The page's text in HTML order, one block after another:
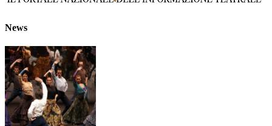
News